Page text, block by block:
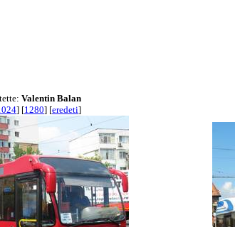
Valentin Balan
] [1280] [eredeti]